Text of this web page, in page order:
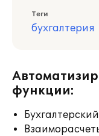
Теги
бухгалтерия
функции: